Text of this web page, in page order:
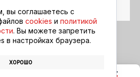
АФИША
вы соглашаетесь с
cookies и политикой
. Вы можете запретить
в настройках браузера.
ХОРОШО